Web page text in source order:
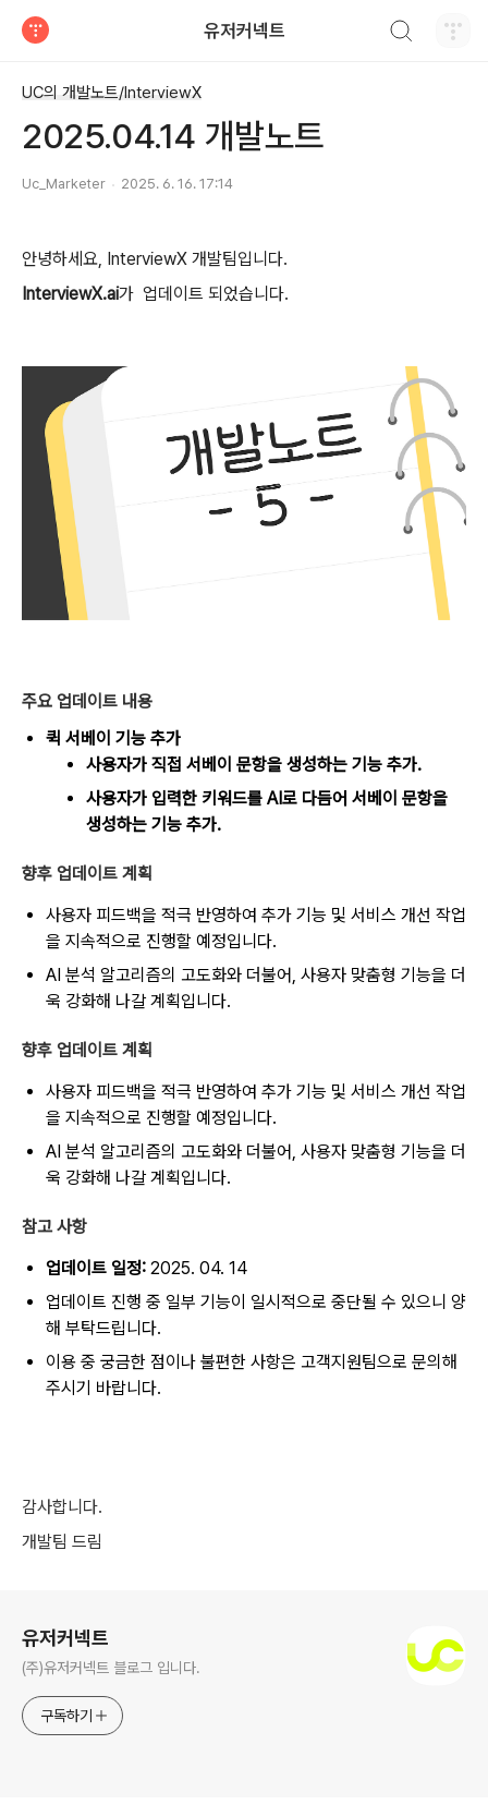
유저커넥트
UC의 개발노트/InterviewX
2025.04.14 개발노트
Uc_Marketer 2025. 6. 16. 17:14
안녕하세요, InterviewX 개발팀입니다.
InterviewX.ai가 업데이트 되었습니다.
주요 업데이트 내용
퀵 서베이 기능 추가
사용자가 직접 서베이 문항을 생성하는 기능 추가.
사용자가 입력한 키워드를 AI로 다듬어 서베이 문항을
생성하는 기능 추가.
향후 업데이트 계획
사용자 피드백을 적극 반영하여 추가 기능 및 서비스 개선 작업
을 지속적으로 진행할 예정입니다.
AI 분석 알고리즘의 고도화와 더불어, 사용자 맞춤형 기능을 더
욱 강화해 나갈 계획입니다.
향후 업데이트 계획
사용자 피드백을 적극 반영하여 추가 기능 및 서비스 개선 작업
을 지속적으로 진행할 예정입니다.
AI 분석 알고리즘의 고도화와 더불어, 사용자 맞춤형 기능을 더
욱 강화해 나갈 계획입니다.
참고 사항
업데이트 일정: 2025. 04. 14
업데이트 진행 중 일부 기능이 일시적으로 중단될 수 있으니 양
해 부탁드립니다.
이용 중 궁금한 점이나 불편한 사항은 고객지원팀으로 문의해
주시기 바랍니다.
감사합니다.
개발팀 드림
유저커넥트
(주)유저커넥트 블로그 입니다.
구독하기